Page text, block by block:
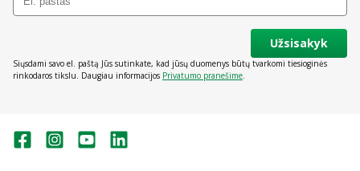
Užsisakyk
Siųsdami savo el. paštą Jūs sutinkate, kad jūsų duomenys būtų tvarkomi tiesioginės
rinkodaros tikslu. Daugiau informacijos Privatumo pranešime.